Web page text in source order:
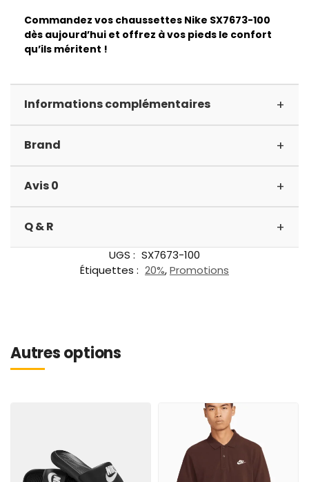
Commandez vos chaussettes Nike SX7673-100
dès aujourd’hui et offrez à vos pieds le confort
qu’ils méritent !
Informations complémentaires +
Brand +
Avis 0 +
Q & R +
UGS : SX7673-100
Étiquettes : 20%,Promotions
Autres options